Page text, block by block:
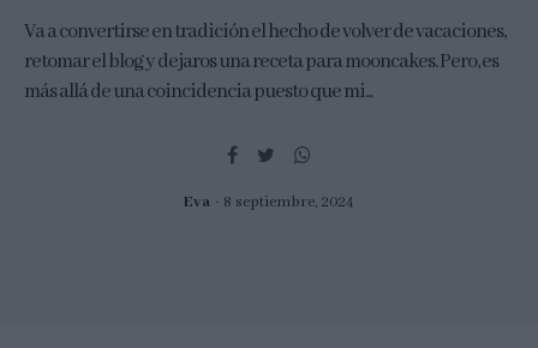
Va a convertirse en tradición el hecho de volver de vacaciones,
retomar el blog y dejaros una receta para mooncakes. Pero, es
más allá de una coincidencia puesto que mi...
Eva 8 septiembre, 2024